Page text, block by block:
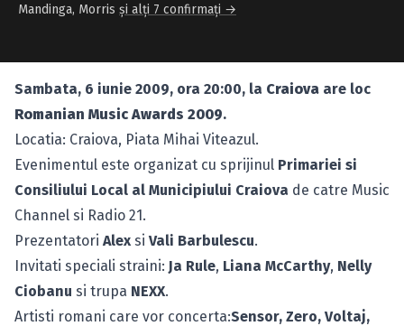
Mandinga, Morris și alți 7 confirmați →
Sambata, 6 iunie 2009, ora 20:00, la Craiova are loc
Romanian Music Awards 2009.
Locatia: Craiova, Piata Mihai Viteazul.
Evenimentul este organizat cu sprijinul Primariei si
Consiliului Local al Municipiului Craiova de catre Music
Channel si Radio 21.
Prezentatori Alex si Vali Barbulescu.
Invitati speciali straini: Ja Rule, Liana McCarthy, Nelly
Ciobanu si trupa NEXX.
Artisti romani care vor concerta:Sensor, Zero, Voltaj,